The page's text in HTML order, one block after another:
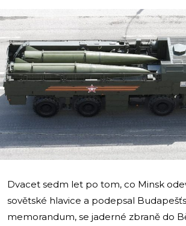
Dvacet sedm let po tom, co Minsk
sovětské hlavice a podepsal
memorandum, se jaderné zbraně do